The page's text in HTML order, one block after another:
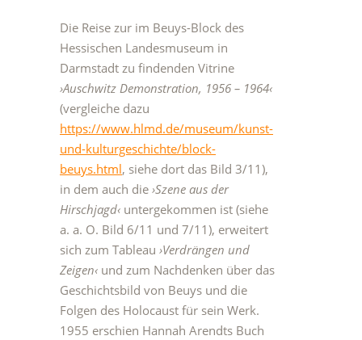
Die Reise zur im Beuys-Block des
Hessischen Landesmuseum in
Darmstadt zu findenden Vitrine
›Auschwitz Demonstration, 1956 – 1964‹
(vergleiche dazu
https://www.hlmd.de/museum/kunst-
und-kulturgeschichte/block-
beuys.html, siehe dort das Bild 3/11),
in dem auch die ›Szene aus der
Hirschjagd‹ untergekommen ist (siehe
a. a. O. Bild 6/11 und 7/11), erweitert
sich zum Tableau ›Verdrängen und
Zeigen‹ und zum Nachdenken über das
Geschichtsbild von Beuys und die
Folgen des Holocaust für sein Werk.
1955 erschien Hannah Arendts Buch